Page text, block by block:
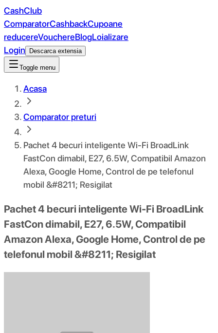
CashClub
ComparatorCashbackCupoane
reducereVouchereBlogLoializare
Login
Descarca extensia
Toggle menu
Acasa
Comparator preturi
Pachet 4 becuri inteligente Wi-Fi BroadLink
FastCon dimabil, E27, 6.5W, Compatibil Amazon
Alexa, Google Home, Control de pe telefonul
mobil &#8211; Resigilat
Pachet 4 becuri inteligente Wi-Fi BroadLink
FastCon dimabil, E27, 6.5W, Compatibil
Amazon Alexa, Google Home, Control de pe
telefonul mobil &#8211; Resigilat